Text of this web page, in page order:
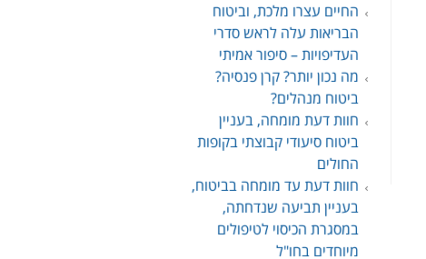
החיים עצרו מלכת, וביטוח
הבריאות עלה לראש סדרי
העדיפויות – סיפור אמיתי
מה נכון יותר? קרן פנסיה?
ביטוח מנהלים?
חוות דעת מומחה, בעניין
ביטוח סיעודי קבוצתי בקופות
החולים
חוות דעת עד מומחה בביטוח,
בעניין תביעה שנדחתה,
במסגרת הכיסוי לטיפולים
מיוחדים בחו"ל